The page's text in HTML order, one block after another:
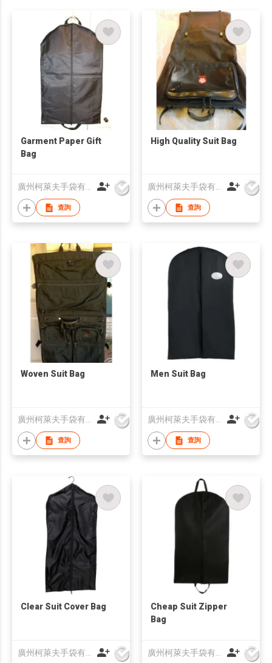
Garment Paper Gift
Bag
查詢
High Quality Suit Bag
查詢
Woven Suit Bag
廣州柯萊夫手袋有限公司
查詢
Men Suit Bag
廣州柯萊夫手袋有限公司
查詢
Clear Suit Cover Bag
Cheap Suit Zipper
Bag